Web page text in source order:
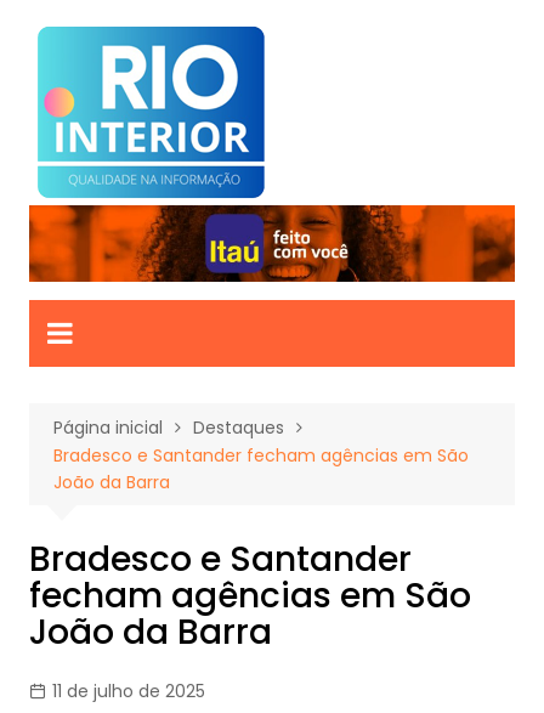
para
conteúdo
Página inicial
Destaques
Bradesco e Santander fecham agências em São
João da Barra
Bradesco e Santander
fecham agências em São
João da Barra
11 de julho de 2025